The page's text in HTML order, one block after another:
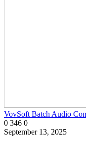
VovSoft Batch Audio
0 346 0
September 13, 2025